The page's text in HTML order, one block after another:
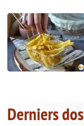
Derniers